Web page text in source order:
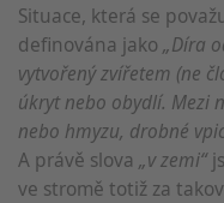
Situace, která se
definována jako „Díra
vytvořený zvířetem (ne
úkryt nebo obydlí. Mezi
nebo hmyzu, drobné
A právě slova „v zemi“
ve stromě totiž za